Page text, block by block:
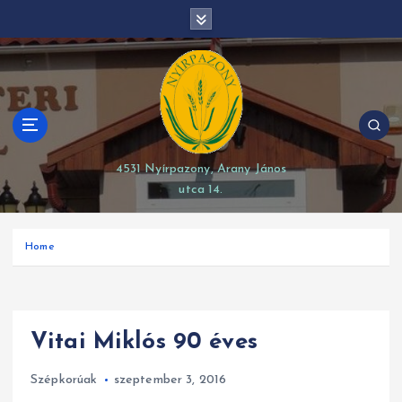
i
p
t
o
t
e
4531 Nyírpazony, Arany János
utca 14.
Home
Vitai Miklós 90 éves
Szépkorúak szeptember 3, 2016
modal-check